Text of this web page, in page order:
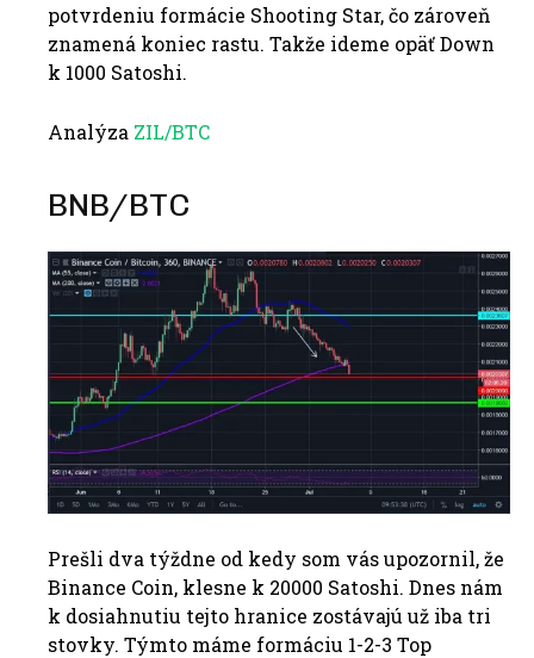
potvrdeniu formácie Shooting Star, čo zároveň
znamená koniec rastu. Takže ideme opäť Down
k 1000 Satoshi.
Analýza ZIL/BTC
BNB/BTC
Prešli dva týždne od kedy som vás upozornil, že
Binance Coin, klesne k 20000 Satoshi. Dnes nám
k dosiahnutiu tejto hranice zostávajú už iba tri
stovky. Týmto máme formáciu 1-2-3 Top